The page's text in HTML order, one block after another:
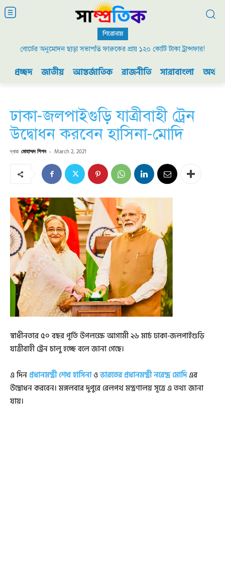
শিরোনাম
বোর্ডের অনুমোদন ছাড়া সভাপতি ফারুকের প্রায় ১২০ কোটি টাকা ট্রান্সফার!
প্রচ্ছদ জাতীয় আন্তর্জাতিক রাজনীতি সারাবাংলা
ঢাকা-জলপাইগুড়ি যাত্রীবাহী ট্রেন
উদ্বোধন করবেন হাসিনা-মোদি
দ্বারা মোহাম্মদ শিপন - March 2, 2021
স্বাধীনতার ৫০ বছর পূর্তি উপলক্ষে আগামী ২৬ মার্চ ঢাকা-জলপাইগুড়ি
যাত্রীবাহী ট্রেন চালু হচ্ছে বলে জানা গেছে।
এ দিন প্রধানমন্ত্রী শেখ হাসিনাওভারতের প্রধানমন্ত্রী নরেন্দ্র মোদিএর
উদ্বোধন করবেন। মঙ্গলবার দুপুরে রেলপথ মন্ত্রণালয় সূত্রে এ তথ্য জানা
যায়।